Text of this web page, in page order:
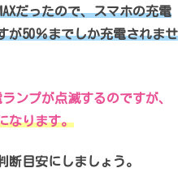
だったので、スマホの充電
が50％までしか充電されませ
ンプが点滅するのですが、
なります。
断目安にしましょう。